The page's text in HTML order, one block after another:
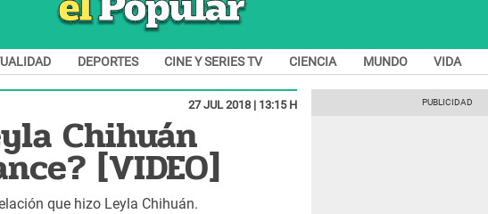
DEPORTES CINE Y SERIES TV CIENCIA MUNDO VIDA
27 JUL 2018 | 13:15 H
Chihuán
[VIDEO]
que hizo Leyla Chihuán.